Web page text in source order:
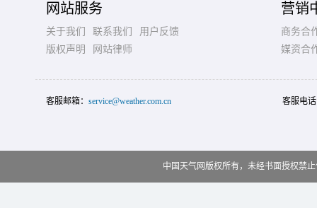
网站服务
关于我们 联系我们
用户反馈
版权声明
网站律师
营销
商务合
媒资合
客服邮箱： service@weather.com.cn 客服电
中国天气网版权所有，未经书面授权